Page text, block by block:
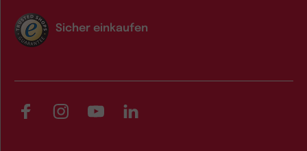
Sicher einkaufen
FacebookInstagramYouTubeLinkedIn